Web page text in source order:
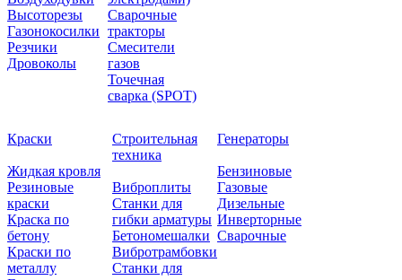
Высоторезы
Газонокосилки
Резчики
Дровоколы
Сварочные
тракторы
Смесители
газов
Точечная
сварка (SPOT)
Краски
Жидкая кровля
Резиновые
краски
Краска по
бетону
Краски по
металлу
Строительная
техника
Виброплиты
Станки для
гибки арматуры
Бетономешалки
Вибротрамбовки
Станки для
Генераторы
Бензиновые
Газовые
Дизельные
Инверторные
Сварочные